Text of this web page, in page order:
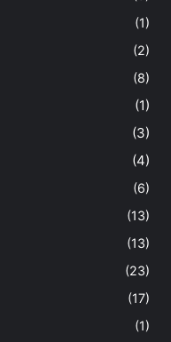
(1)
(2)
(8)
(1)
(3)
(4)
(6)
(13)
(13)
(23)
(17)
(1)